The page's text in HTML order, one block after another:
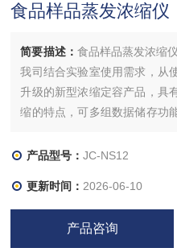
食品样品蒸发浓缩仪
简要描述： 食品样品蒸发浓缩
我司结合实验室使用需求，从
升级的新型浓缩定容产品，具
缩的特点，可多组数据储存功
心、高效和安全。
产品型号：JC-NS12
更新时间： 2026-06-10
产品咨询